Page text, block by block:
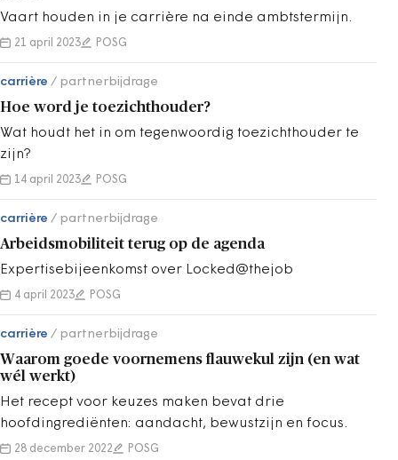
Vaart houden in je carrière na einde ambtstermijn.
21 april 2023 POSG
carrière partnerbijdrage
Hoe word je toezichthouder?
Wat houdt het in om tegenwoordig toezichthouder te
zijn?
14 april 2023 POSG
carrière partnerbijdrage
Arbeidsmobiliteit terug op de agenda
Expertisebijeenkomst over Locked@thejob
4 april 2023 POSG
carrière partnerbijdrage
Waarom goede voornemens flauwekul zijn (en wat
wél werkt)
Het recept voor keuzes maken bevat drie
hoofdingrediënten: aandacht, bewustzijn en focus.
28 december 2022 POSG